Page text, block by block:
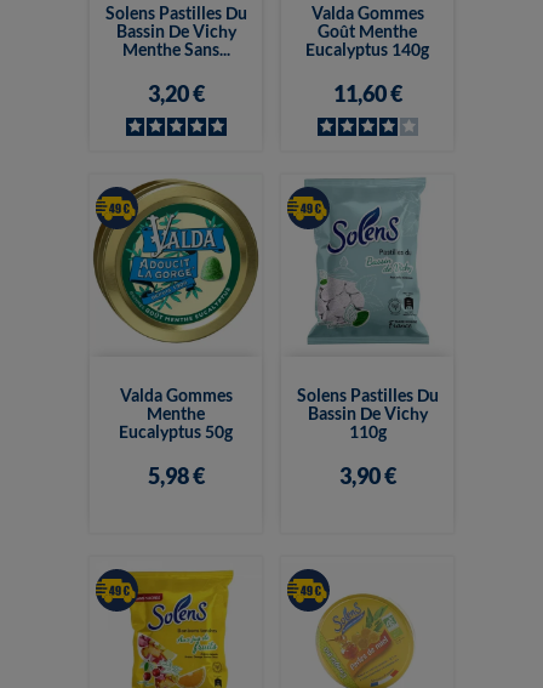
Solens Pastilles Du
Bassin De Vichy
Menthe Sans...
3,20 €
Valda Gommes
Goût Menthe
Eucalyptus 140g
11,60 €
Valda Gommes
Menthe
Eucalyptus 50g
5,98 €
Solens Pastilles Du
Bassin De Vichy
110g
3,90 €